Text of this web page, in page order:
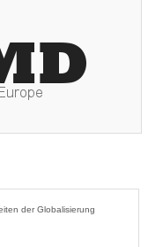
der Globalisierung